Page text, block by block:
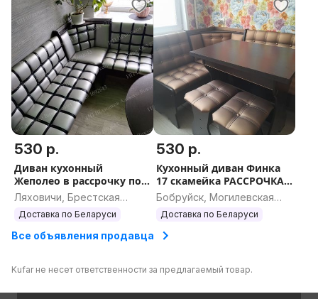
530 р.
Диван кухонный
Жеполео в рассрочку по
РБ
Ляховичи, Брестская
область
Доставка по Беларуси
530 р.
Кухонный диван Финка
17 скамейка РАССРОЧКА
без%%%
Бобруйск, Могилевская
область
Доставка по Беларуси
Все объявления продавца
Kufar не несет ответственности за предлагаемый товар.